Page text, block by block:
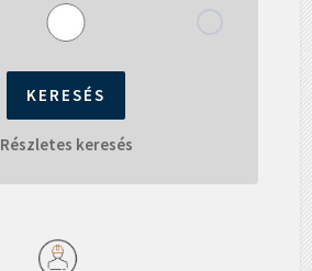
Részletes keresés